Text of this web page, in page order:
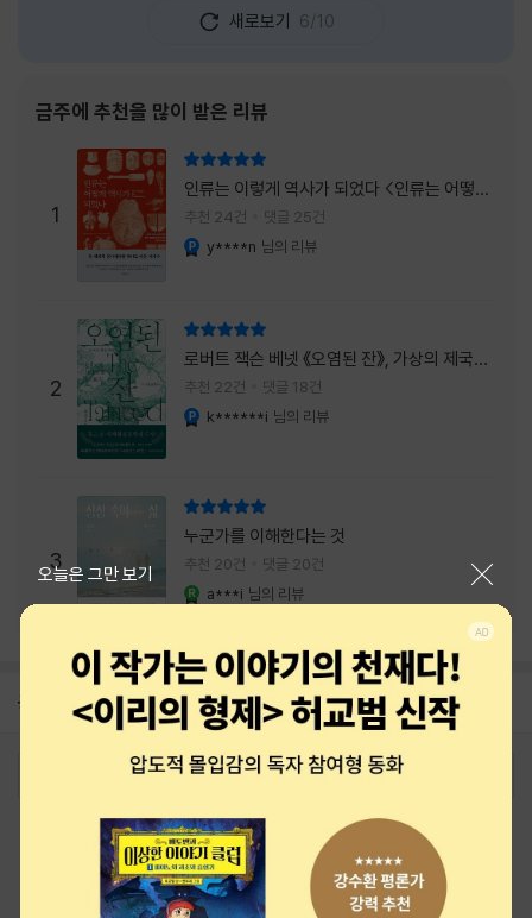
럼 가장 달콤하고 찬란한 계절인 여름. 하지만
그 여름도 끝이 있다. 그리고 클라이밍의 피치
피치』는 끝나가는 여름의 아쉬움과 새로운 계
의미하는 제목이었다. 소설은 각자의 '여름'을
잃어버린 다섯 인물들의 이야기를 담고 있다.
👧연인에게 이별을 통보받고 외모를 향한 악성
댓글로 인해 카메라 앞에 설 수 없게 된 요리 유
튜버
새로보기 6/10
금주에 추천을 많이 받은 리뷰
1
인류는 이렇게 역사가 되었다 <인류는 어떻게
역사가 되었나>
추천 24건 댓글 25건
y****n 님의 리뷰
2
로버트 잭슨 베넷 《오염된 잔》, 가상의 제국이
주는 실감과 미스터리 사건의 치밀함이 이루어
내는 최상의 시너지...
추천 22건 댓글 18건
k******i 님의 리뷰
3
누군가를 이해한다는 것
추천 20건 댓글 20건
a***i 님의 리뷰
공지 26년 NBCI 수상 안내
2026-08-01
오늘은 그만 보기
최근 본 상품 주문/배송
고객센터 1544-3800 티켓 1544-6399
중고샵 1566-4295
eBook 1:1문의/채팅상담
예스이십사(주) 사업자 정보